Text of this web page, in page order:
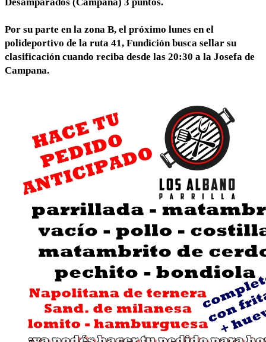
Desamparados (Campana) 3 puntos.
Por su parte en la zona B, el próximo lunes en el
polideportivo de la ruta 41, Fundición busca sellar su
clasificación cuando reciba desde las 20:30 a la Josefa de
Campana.